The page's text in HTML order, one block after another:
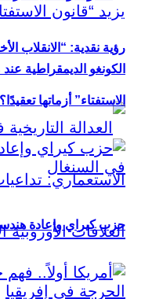
رؤية نقدية: “الانقلاب
الكونغو الديمقراطية
الاستفتاء” أزماتها تعقيدًا؟
حزب كيراي وإعادة